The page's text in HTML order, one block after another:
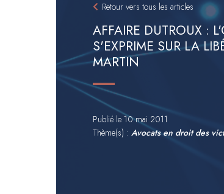
Retour vers tous les articles
AFFAIRE DUTROUX :
S'EXPRIME SUR LA
MARTIN
Publié le 10 mai 2011
Thème(s) : Avocats en droit des